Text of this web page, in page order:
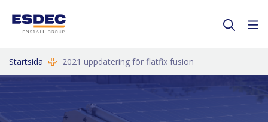
Startsida 2021 uppdatering för flatfix fusion